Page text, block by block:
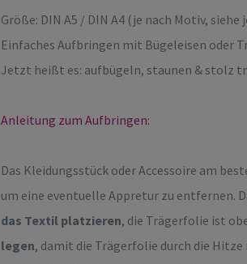
Größe: DIN A5 / DIN A4 (je nach Motiv,
Einfaches Aufbringen mit Bügeleisen oder
Jetzt heißt es: aufbügeln, staunen & stolz
Anleitung zum Aufbringen:
Das Kleidungsstück oder Accessoire am
um eine eventuelle Appretur zu entfernen.
das Textil platzieren, die Trägerfolie ist
legen, damit die Trägerfolie durch die